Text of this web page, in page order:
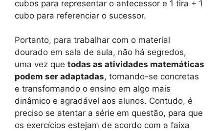
cubos para representar o antecessor e 1 tira + 1
cubo para referenciar o sucessor.
Portanto, para trabalhar com o material
dourado em sala de aula, não há segredos,
uma vez que todas as atividades matemáticas
podem ser adaptadas, tornando-se concretas
e transformando o ensino em algo mais
dinâmico e agradável aos alunos. Contudo, é
preciso se atentar a série em questão, para que
os exercícios estejam de acordo com a faixa